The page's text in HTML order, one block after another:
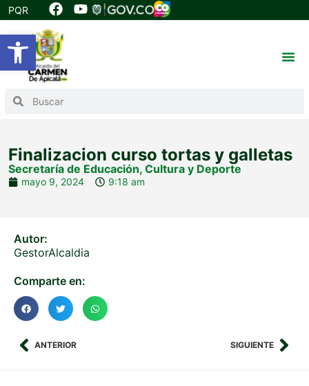
Abrir barra de herramientas
PQR
Finalizacion curso tortas y galletas
Secretaría de Educación, Cultura y Deporte
mayo 9, 2024 9:18 am
Autor:
GestorAlcaldia
Comparte en:
ANTERIOR SIGUIENTE